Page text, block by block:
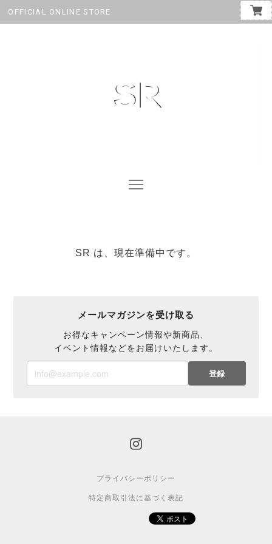
OFFICIAL ONLINE STORE
SR は、現在準備中です。
メールマガジンを受け取る
お得なキャンペーン情報や新商品、
イベント情報などをお届けいたします。
登録
プライバシーポリシー
特定商取引法に基づく表記